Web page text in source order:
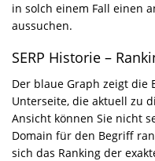
in solch einem Fall einen
aussuchen.
SERP Historie –
Der blaue Graph zeigt die
Unterseite, die aktuell zu
Ansicht können Sie nicht
Domain für den Begriff
sich das Ranking der